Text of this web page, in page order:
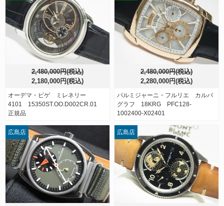
2,480,000円(税込)
2,180,000円(税込)
オーデマ・ピゲ ミレネリー
4101 15350ST.OO.D002CR.01
正規品
2,480,000円(税込)
2,280,000円(税込)
パルミジャーニ・フルリエ カルパ
グラフ 18KRG PFC128-
1002400-X02401
広島店 広島店